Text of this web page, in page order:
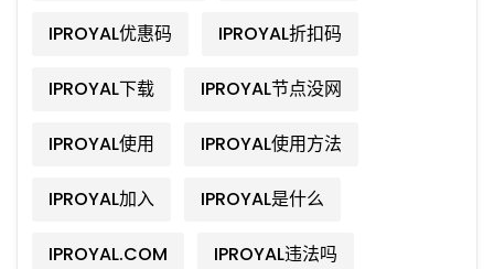
IPROYAL优惠码 IPROYAL折扣码
IPROYAL下载 IPROYAL节点没网
IPROYAL使用 IPROYAL使用方法
IPROYAL加入 IPROYAL是什么
IPROYAL.COM IPROYAL违法吗